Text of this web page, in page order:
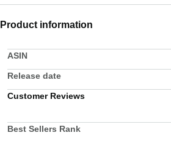
Product information
ASIN
Release date
Customer Reviews
Best Sellers Rank